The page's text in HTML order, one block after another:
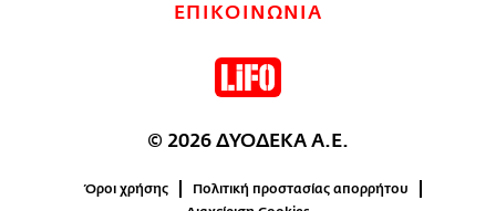
ΕΠΙΚΟΙΝΩΝΙΑ
© 2026 ΔΥΟΔΕΚΑ Α.Ε.
Όροι χρήσης
Πολιτική προστασίας απορρήτου